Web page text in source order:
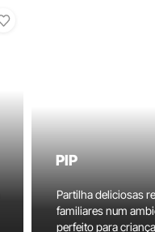
PIP
Partilha deliciosas
familiares num
perfeito para